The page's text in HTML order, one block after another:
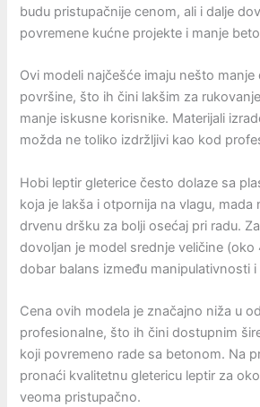
budu pristupačnije cenom, ali i dalje
povremene kućne projekte i manje
Ovi modeli najčešće imaju nešto manje
površine, što ih čini lakšim za
manje iskusne korisnike. Materijali
možda ne toliko izdržljivi kao kod
Hobi leptir gleterice često dolaze sa
koja je lakša i otpornija na vlagu, mada
drvenu dršku za bolji osećaj pri radu.
dovoljan je model srednje veličine
dobar balans između manipulativnosti
Cena ovih modela je značajno niža u
profesionalne, što ih čini dostupnim
koji povremeno rade sa betonom. Na
pronaći kvalitetnu gletericu leptir za
veoma pristupačno.